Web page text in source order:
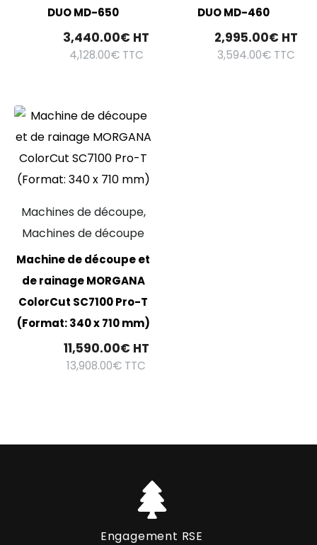
DUO MD-650
3,440.00€ HT
4,128.00€TTC
DUO MD-460
2,995.00€ HT
3,594.00€ TTC
Machines de découpe,
Machines de découpe
Machine de découpe et
de rainage MORGANA
ColorCut SC7100 Pro-T
(Format: 340 x 710 mm)
11,590.00€ HT
13,908.00€ TTC
Engagement RSE